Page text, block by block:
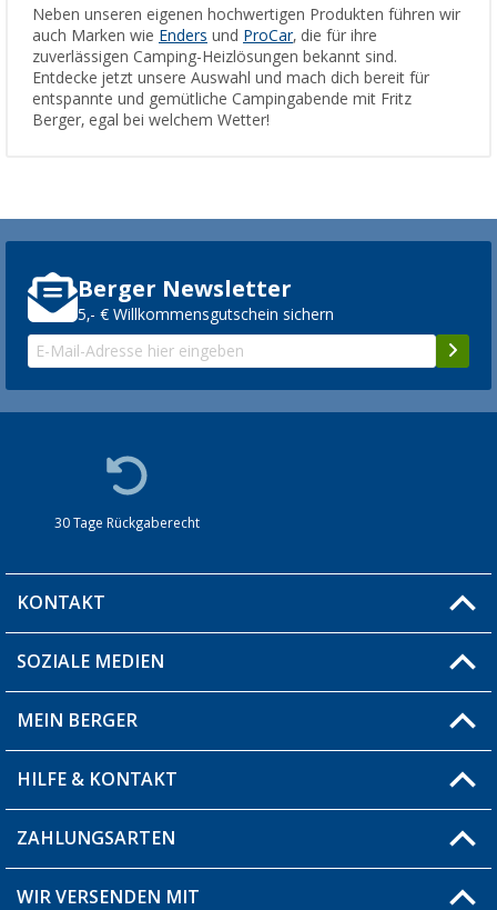
Neben unseren eigenen hochwertigen Produkten führen wir
auch Marken wie Enders und ProCar, die für ihre
zuverlässigen Camping-Heizlösungen bekannt sind.
Entdecke jetzt unsere Auswahl und mach dich bereit für
entspannte und gemütliche Campingabende mit Fritz
Berger, egal bei welchem Wetter!
Berger Newsletter
5,- € Willkommensgutschein sichern
30 Tage Rückgaberecht
KONTAKT
Du hast eine Frage?
Filiale finden
SOZIALE MEDIEN
MEIN BERGER
Blog
Produkttester
HILFE & KONTAKT
Fragen & Antworten / FAQ
Versandinformationen
ZAHLUNGSARTEN
WIR VERSENDEN MIT